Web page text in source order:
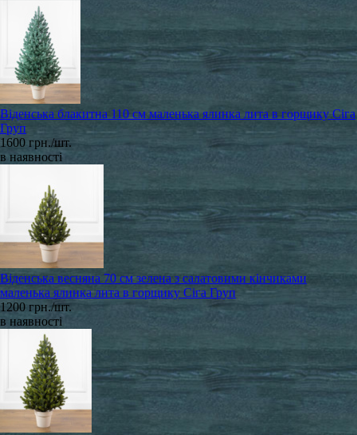
Віденська блакитна 110 см маленька ялинка лита в горщику Сіга
Груп
1600 грн./шт.
в наявності
Віденська весняна 70 см зелена з салатовими кінчиками
маленька ялинка лита в горщику Сіга Груп
1200 грн./шт.
в наявності